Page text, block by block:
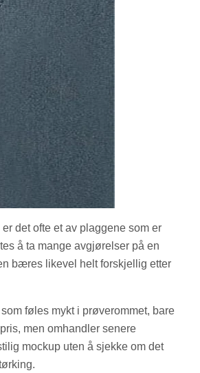
det ofte et av plaggene som er
å ta mange avgjørelser på en
bæres likevel helt forskjellig etter
føles mykt i prøverommet, bare
men omhandler senere
mockup uten å sjekke om det